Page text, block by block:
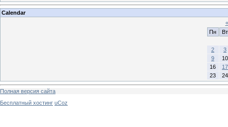
Calendar
«
Пн
Вт
2
3
9
10
16
17
23
24
Полная версия сайта
Бесплатный хостинг uCoz